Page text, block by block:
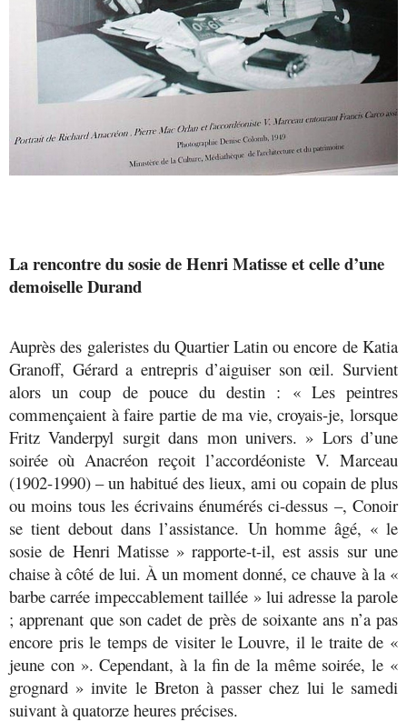
La rencontre du sosie de Henri Matisse et celle d’une
demoiselle Durand
Auprès des galeristes du Quartier Latin ou encore de Katia
Granoff, Gérard a entrepris d’aiguiser son œil. Survient
alors un coup de pouce du destin : « Les peintres
commençaient à faire partie de ma vie, croyais-je, lorsque
Fritz Vanderpyl surgit dans mon univers. » Lors d’une
soirée où Anacréon reçoit l’accordéoniste V. Marceau
(1902-1990) – un habitué des lieux, ami ou copain de plus
ou moins tous les écrivains énumérés ci-dessus –, Conoir
se tient debout dans l’assistance. Un homme âgé, « le
sosie de Henri Matisse » rapporte-t-il, est assis sur une
chaise à côté de lui. À un moment donné, ce chauve à la «
barbe carrée impeccablement taillée » lui adresse la parole
; apprenant que son cadet de près de soixante ans n’a pas
encore pris le temps de visiter le Louvre, il le traite de «
jeune con ». Cependant, à la fin de la même soirée, le «
grognard » invite le Breton à passer chez lui le samedi
suivant à quatorze heures précises.